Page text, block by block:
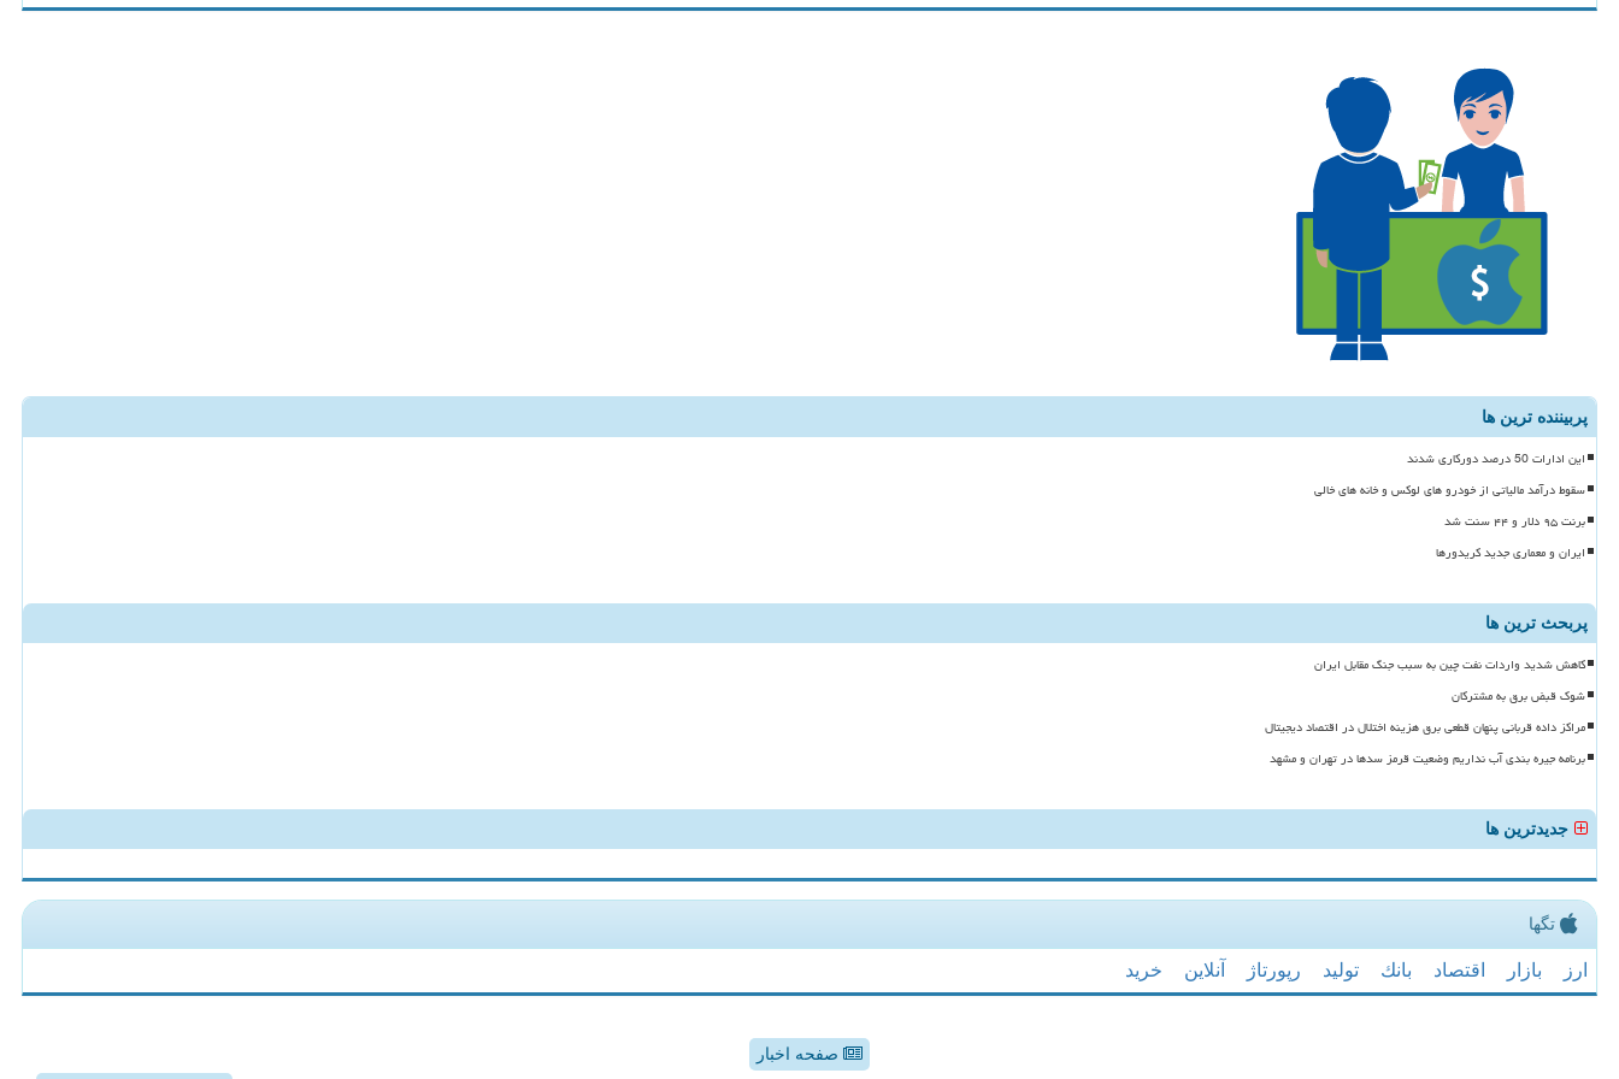
پربیننده ترین ها
این ادارات 50 درصد دورکاری شدند
سقوط درآمد مالیاتی از خودرو های لوکس و خانه های خالی
برنت ۹۵ دلار و ۴۴ سنت شد
ایران و معماری جدید کریدورها
پربحث ترین ها
کاهش شدید واردات نفت چین به سبب جنگ مقابل ایران
شوک قبض برق به مشترکان
مراکز داده قربانی پنهان قطعی برق هزینه اختلال در اقتصاد دیجیتال
برنامه جیره بندی آب نداریم وضعیت قرمز سدها در تهران و مشهد
جدیدترین ها
تگها
ارز بازار اقتصاد بانك تولید رپورتاژ آنلاین خرید
صفحه اخبار